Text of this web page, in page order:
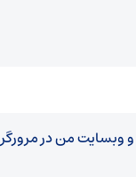
و وبسایت من در